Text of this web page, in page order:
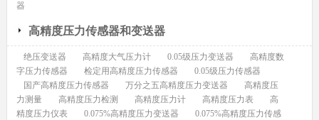
器
高精度压力传感器和变送器
绝压变送器 高精度大气压力计 0.05级压力变送器
高精度数
字压力传感器
检定用高精度压力传感器
0.05级压力传感器
国产高精度压力传感器
万分之五高精度压力变送器
高精度压
力测量
高精度压力检测 高精度压力计 高精度压力表
高
精度压力仪表
0.075%高精度压力变送器
0.075%高精度压力传感